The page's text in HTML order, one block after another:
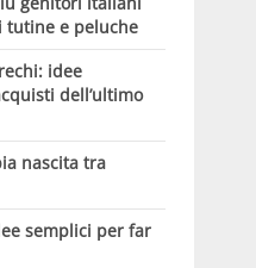
tutine e peluche
idee
dell’ultimo
nascita tra
semplici per far